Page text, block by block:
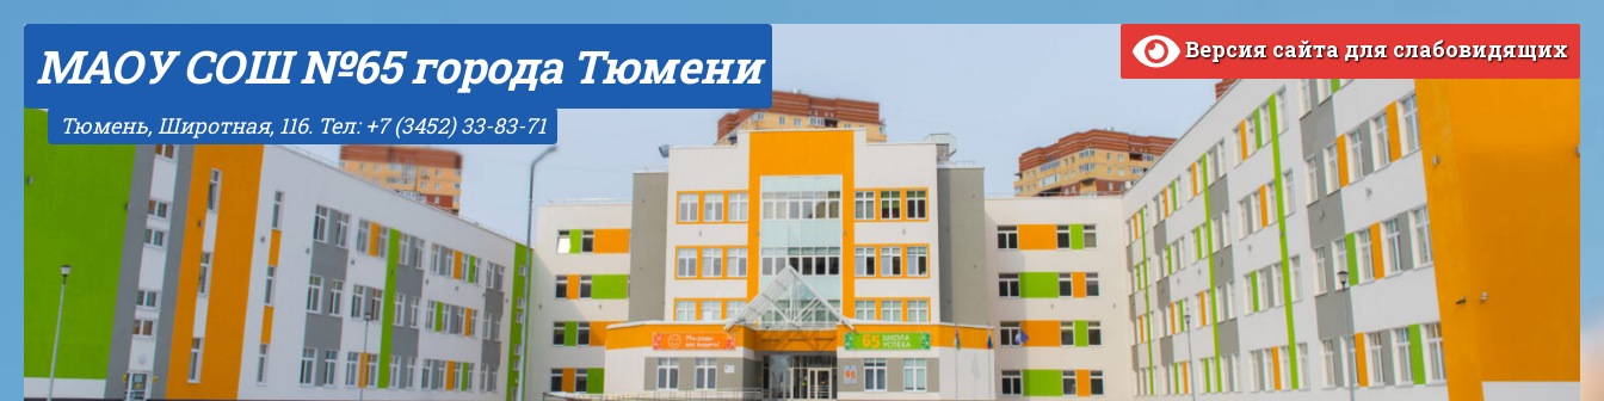
МАОУ СОШ №65 города Тюмени
Тюмень, Широтная, 116. Тел: +7 (3452) 33-83-71
Версия сайта для слабовидящих